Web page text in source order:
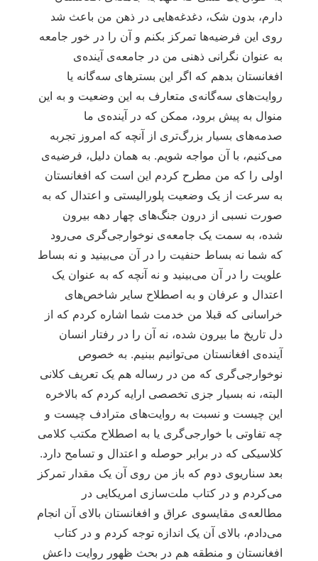
دارم، بدون شک، دغدغه‌هایی در ذهن من باعث شد
روی این فرضیه‌ها تمرکز بکنم و آن را در خور جامعه
به عنوان نگرانی ذهنی من در جامعه‌ی آینده‌ی
افغانستان بدهم که اگر این بسترهای سه‌گانه‌ یا
روایت‌های سه‌گانه‌ی متعارف به این وضعیت و به این
منوال به پیش برود، ممکن که در آینده‌ی ما
صدمه‌های بسیار بزرگ‌تری از آنچه که امروز تجربه
می‌کنیم، با آن مواجه شویم. به همان دلیل، فرضیه‌ی
اولی را که من مطرح کردم این است که افغانستان
به سرعت از یک وضعیت پلورالیستی و اعتدال که به
صورت نسبی از درون جنگ‌های چهار دهه بیرون
شده، به سمت یک جامعه‌ی نوخوارجی‌گری می‌رود
که شما نه بساط حنفیت را در آن می‌بینید و نه بساط
علویت را در آن می‌بینید و نه آنچه که به عنوان یک
اعتدال و عرفان و به اصطلاح سایر شاخص‌های
خراسانی که قبلا من خدمت شما اشاره کردم که از
دل تاریخ ما بیرون شده، نه آن را در رفتار انسان
آینده‌ی افغانستان می‌توانیم ببنیم. به خصوص
نوخوارجی‌گری که من در رساله هم یک تعریف کلانی
البته، نه بسیار جزی تخصصی ارایه کردم که بالاخره
این چیست و نسبت به روایت‌های مترادف چیست و
چه تفاوتی با خوارجی‌گری یا به اصطلاح مکتب کلامی
کلاسیکی که در برابر حوصله و اعتدال و تسامح دارد.
بعد سناریوی دوم که باز من روی آن یک مقدار تمرکز
می‌کردم و در کتاب ملت‌سازی امریکایی در
مطالعه‌ی مقایسوی عراق و افغانستان بالای آن انجام
می‌دادم، بالای آن یک اندازه توجه کردم و در کتاب
افغانستان و منطقه هم در بحث ظهور روایت داعش